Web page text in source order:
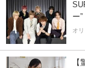
ー”
オ